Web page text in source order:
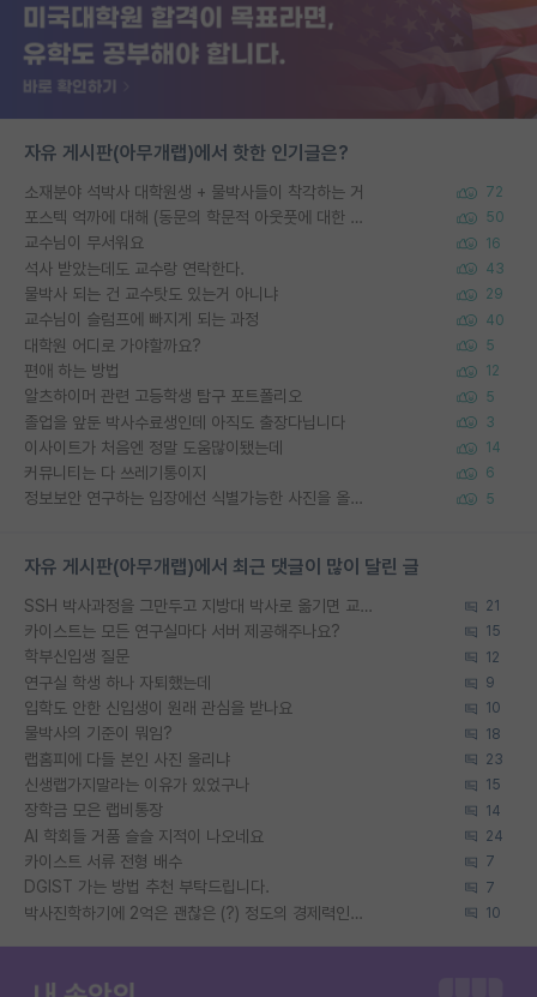
자유 게시판(아무개랩)에서 핫한 인기글은?
소재분야 석박사 대학원생 + 물박사들이 착각하는 거 72
포스텍 억까에 대해 (동문의 학문적 아웃풋에 대한 반박) 50
교수님이 무서워요 16
석사 받았는데도 교수랑 연락한다. 43
물박사 되는 건 교수탓도 있는거 아니냐 29
교수님이 슬럼프에 빠지게 되는 과정 40
대학원 어디로 가야할까요? 5
편애 하는 방법 12
알츠하이머 관련 고등학생 탐구 포트폴리오 5
졸업을 앞둔 박사수료생인데 아직도 출장다닙니다 3
이사이트가 처음엔 정말 도움많이됐는데 14
커뮤니티는 다 쓰레기통이지 6
정보보안 연구하는 입장에선 식별가능한 사진을 올리는건 비추이긴함 5
자유 게시판(아무개랩)에서 최근 댓글이 많이 달린 글
SSH 박사과정을 그만두고 지방대 박사로 옮기면 교수의 꿈은 끝일까요? 21
카이스트는 모든 연구실마다 서버 제공해주나요? 15
학부신입생 질문 12
연구실 학생 하나 자퇴했는데 9
입학도 안한 신입생이 원래 관심을 받나요 10
물박사의 기준이 뭐임? 18
랩홈피에 다들 본인 사진 올리냐 23
신생랩가지말라는 이유가 있었구나 15
장학금 모은 랩비통장 14
AI 학회들 거품 슬슬 지적이 나오네요 24
카이스트 서류 전형 배수 7
DGIST 가는 방법 추천 부탁드립니다. 7
박사진학하기에 2억은 괜찮은 (?) 정도의 경제력인가요 10